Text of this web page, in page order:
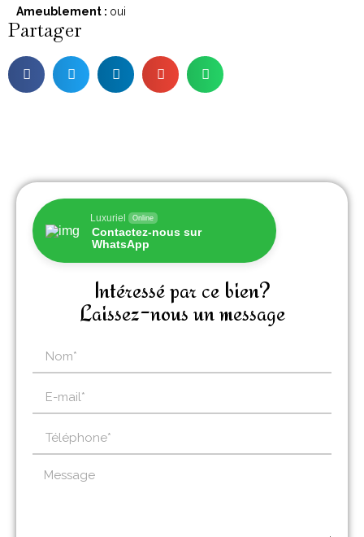
Ameublement : oui
Partager
Luxuriel Online
Contactez-nous sur
WhatsApp
Intéressé par ce bien?
Laissez-nous un message